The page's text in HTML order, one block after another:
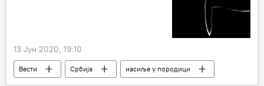
13 Јун 2020, 19:10
Вести Србија насиље у породици